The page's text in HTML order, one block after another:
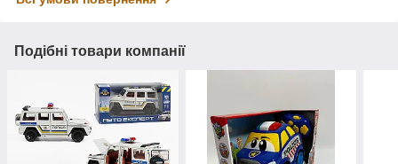
Подібні товари компанії